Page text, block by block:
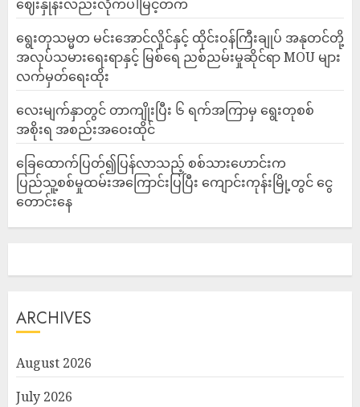
ဈေးနှုန်းလည်းလိုက်ပါမြင့်တက်
ရွေးတုသမ္မတ မင်းအောင်လှိုင်နှင့် ထိုင်းဝန်ကြီးချုပ် အနုတင်တို့
အလုပ်သမားရေးရာနှင့် မြစ်ရေ ညစ်ညမ်းမှုဆိုင်ရာ MOU များ
လက်မှတ်ရေးထိုး
လေးမျက်နှာတွင် တာကျိုးပြီး ၆ ရက်အကြာမှ ရွေးတုစစ်
အစိုးရ အစည်းအဝေးထိုင်
ခြေထောက်ပြတ်၍ပြန်လာသည့် စစ်သားဟောင်းက
ပြည်သူ့စစ်မှုထမ်းအကြောင်းပြပြီး ကျောင်းကုန်းမြို့တွင် ငွေ
တောင်းနေ
ARCHIVES
August 2026
July 2026